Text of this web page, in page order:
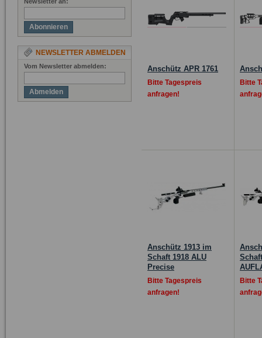
Anschütz APR 1761
Bitte Tagespreis
anfragen!
Bitte
Anschütz 1913 im
Schaft 1918 ALU
Precise
Bitte Tagespreis
anfragen!
Bitte
Abonnieren
NEWSLETTER ABMELDEN
Vom Newsletter abmelden:
Abmelden